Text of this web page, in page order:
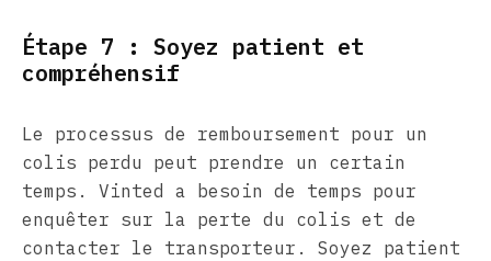
Étape 7 : Soyez patient et
compréhensif
Le processus de remboursement pour un
colis perdu peut prendre un certain
temps. Vinted a besoin de temps pour
enquêter sur la perte du colis et de
contacter le transporteur. Soyez patient